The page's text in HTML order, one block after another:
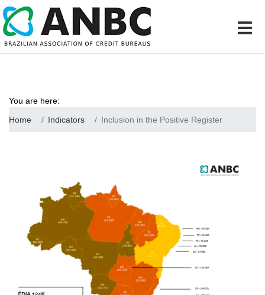
You are here:
Home
Indicators Inclusion in the Positive Register